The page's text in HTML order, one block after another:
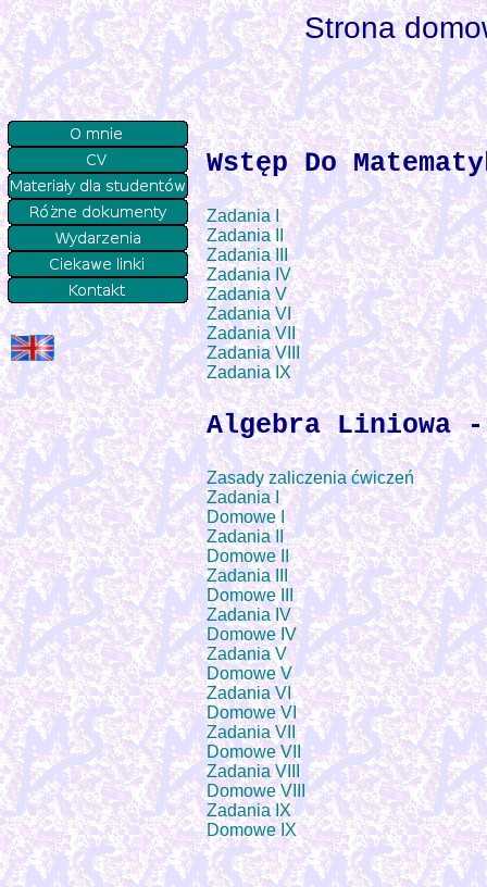
Strona
Wstęp Do
Zadania I
Zadania II
Zadania III
Zadania IV
Zadania V
Zadania VI
Zadania VII
Zadania VIII
Zadania IX
Algebra Liniowa -
Zasady zaliczenia ćwiczeń
Zadania I
Domowe I
Zadania II
Domowe II
Zadania III
Domowe III
Zadania IV
Domowe IV
Zadania V
Domowe V
Zadania VI
Domowe VI
Zadania VII
Domowe VII
Zadania VIII
Domowe VIII
Zadania IX
Domowe IX